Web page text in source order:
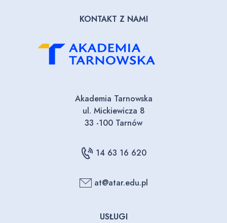
KONTAKT Z NAMI
Akademia Tarnowska
ul. Mickiewicza 8
33 -100 Tarnów
14 63 16 620
at@atar.edu.pl
USŁUGI